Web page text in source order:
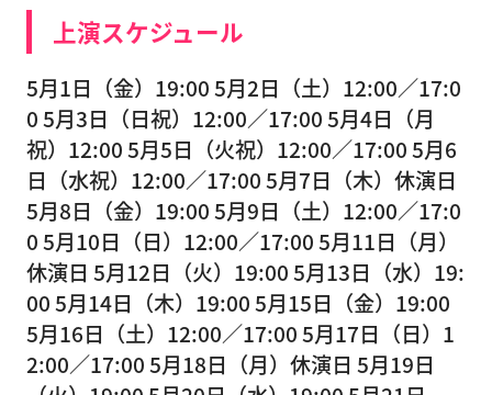
上演スケジュール
5月1日（金）19:00 5月2日（土）12:00／17:0
0 5月3日（日祝）12:00／17:00 5月4日（月
祝）12:00 5月5日（火祝）12:00／17:00 5月6
日（水祝）12:00／17:00 5月7日（木）休演日
5月8日（金）19:00 5月9日（土）12:00／17:0
0 5月10日（日）12:00／17:00 5月11日（月）
休演日 5月12日（火）19:00 5月13日（水）19:
00 5月14日（木）19:00 5月15日（金）19:00
5月16日（土）12:00／17:00 5月17日（日）1
2:00／17:00 5月18日（月）休演日 5月19日